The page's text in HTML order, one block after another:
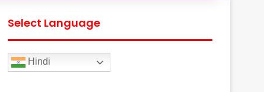
Select Language
Hindi